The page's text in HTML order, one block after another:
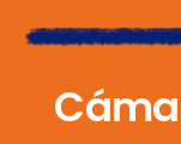
Cáma